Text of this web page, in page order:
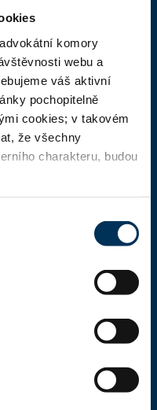
komory
webu a
váš aktivní
pochopitelně
cookies; v takovém
že všechny
charakteru, budou